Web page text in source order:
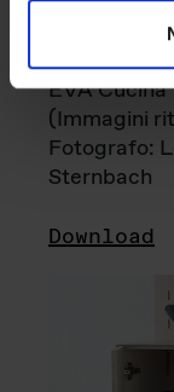
EVA Cucina
(Immagini
Fotografo:
Sternbach
Download